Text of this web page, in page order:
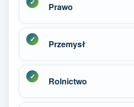
Prawo
Przemysł
Rolnictwo